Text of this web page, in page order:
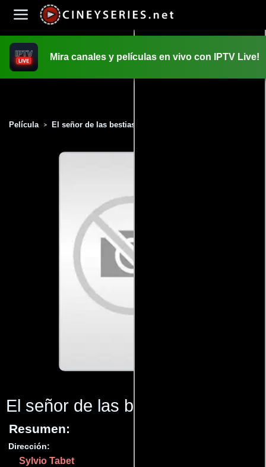
Mira canales y películas en vivo con IPTV Live!
Película > El señor de las bestias 2 (1991)
El señor de las bestias 2
Resumen:
Dirección:
Sylvio Tabet